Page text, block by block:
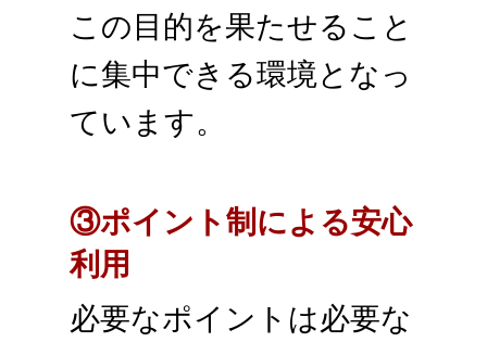
この目的を果たせること
に集中できる環境となっ
ています。
③ポイント制による安心
利用
必要なポイントは必要な